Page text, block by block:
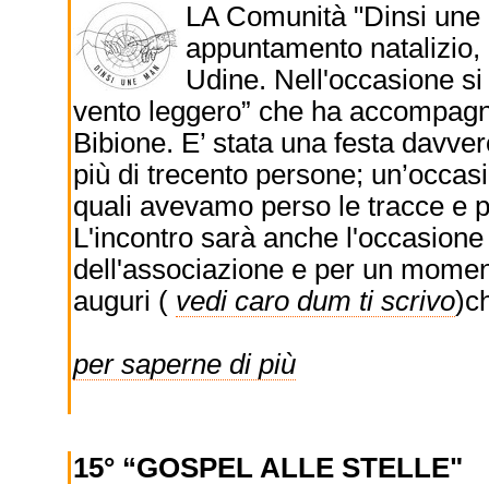
LA Comunità "Dinsi
appuntamento
Udine. Nell'occasione
vento leggero” che ha
Bibione. E’ stata una festa
più di trecento persone;
quali avevamo perso le tracce e
L'incontro sarà anche
dell'associazione e per un
auguri ( vedi caro dum ti scrivo
per saperne di più
15° “GOSPEL ALLE STELLE"